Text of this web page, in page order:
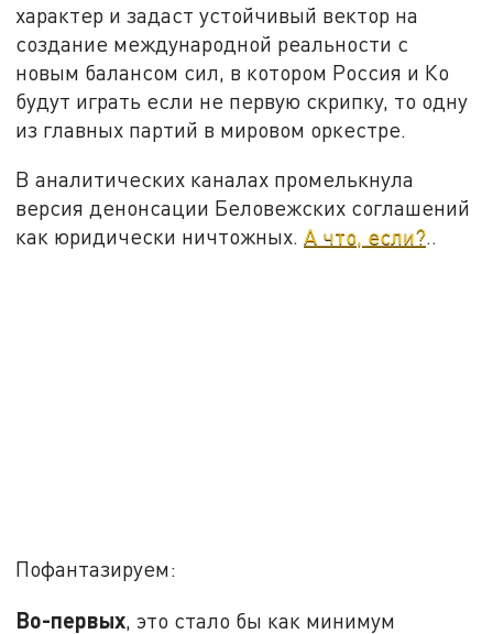
характер и задаст устойчивый вектор на
создание международной реальности с
новым балансом сил, в котором Россия и Ко
будут играть если не первую скрипку, то одну
из главных партий в мировом оркестре.
В аналитических каналах промелькнула
версия денонсации Беловежских соглашений
как юридически ничтожных.А что, если?..
Пофантазируем:
Во-первых, это стало бы как минимум